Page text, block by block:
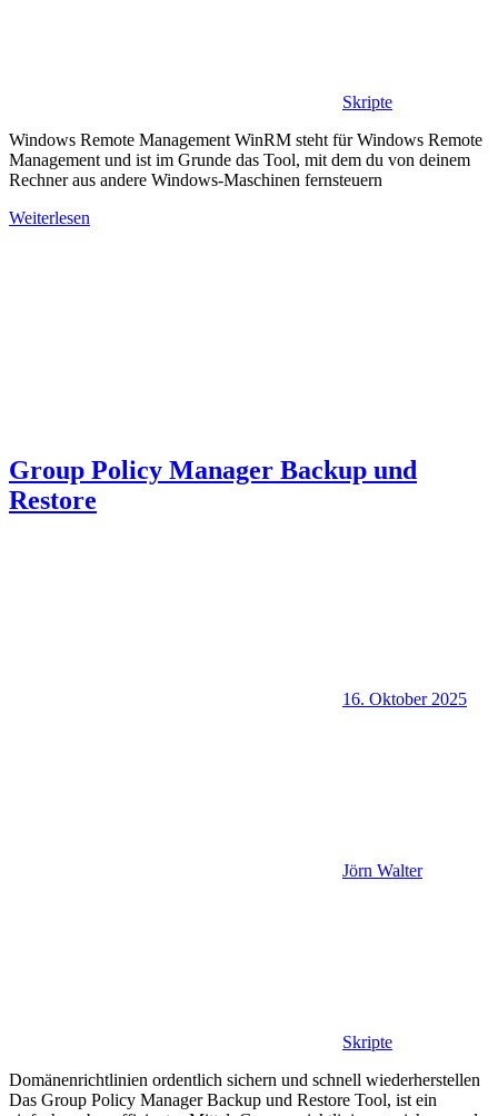
Skripte
Windows Remote Management WinRM steht für Windows Remote
Management und ist im Grunde das Tool, mit dem du von deinem
Rechner aus andere Windows-Maschinen fernsteuern
Weiterlesen
Group Policy Manager Backup und
Restore
16. Oktober 2025
Jörn Walter
Skripte
Domänenrichtlinien ordentlich sichern und schnell wiederherstellen
Das Group Policy Manager Backup und Restore Tool, ist ein